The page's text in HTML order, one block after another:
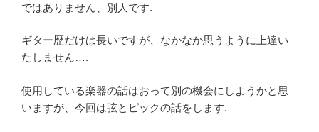
ではありません、別人です.
ギター歴だけは長いですが、なかなか思うように上達い
たしません….
使用している楽器の話はおって別の機会にしようかと思
いますが、今回は弦とピックの話をします.